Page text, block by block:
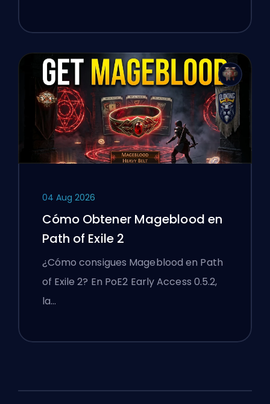
04 Aug 2026
Cómo Obtener Mageblood en
Path of Exile 2
¿Cómo consigues Mageblood en Path
of Exile 2? En PoE2 Early Access 0.5.2,
la…